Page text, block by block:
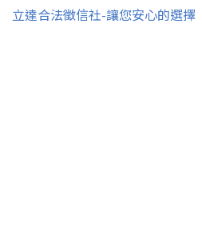
立達合法徵信社-讓您安心的選擇